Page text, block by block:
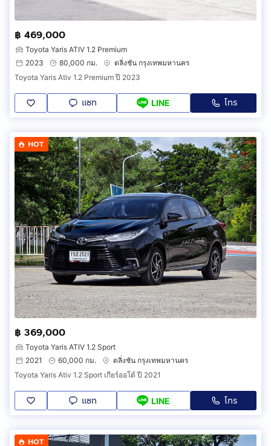
฿ 469,000
Toyota Yaris ATIV 1.2 Premium
2023
80,000 กม.
ตลิ่งชัน กรุงเทพมหานคร
Toyota Yaris Ativ 1.2 Premium ปี 2023
แชท LINE โทร
HOT
฿ 369,000
Toyota Yaris ATIV 1.2 Sport
2021
60,000 กม.
ตลิ่งชัน กรุงเทพมหานคร
Toyota Yaris Ativ 1.2 Sport เกียร์ออโต้ ปี 2021
แชท LINE โทร
HOT